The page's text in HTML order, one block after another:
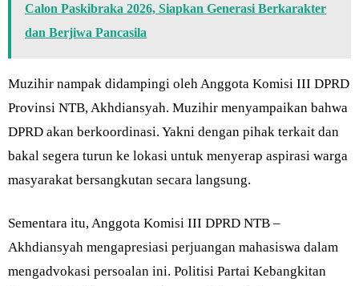
Calon Paskibraka 2026, Siapkan Generasi Berkarakter
dan Berjiwa Pancasila
Muzihir nampak didampingi oleh Anggota Komisi III DPRD
Provinsi NTB, Akhdiansyah. Muzihir menyampaikan bahwa
DPRD akan berkoordinasi. Yakni dengan pihak terkait dan
bakal segera turun ke lokasi untuk menyerap aspirasi warga
masyarakat bersangkutan secara langsung.
Sementara itu, Anggota Komisi III DPRD NTB –
Akhdiansyah mengapresiasi perjuangan mahasiswa dalam
mengadvokasi persoalan ini. Politisi Partai Kebangkitan